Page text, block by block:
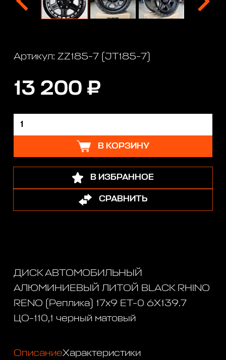
Артикул: ZZ185-7 (JT185-7)
13 200 ₽
В КОРЗИНУ
В ИЗБРАННОЕ
СРАВНИТЬ
ДИСК АВТОМОБИЛЬНЫЙ
АЛЮМИНИЕВЫЙ ЛИТОЙ BLACK RHINO
RENO (Реплика) 17х9 ET-0 6X139.7
ЦО-110,1 черный матовый
ОписаниеХарактеристики